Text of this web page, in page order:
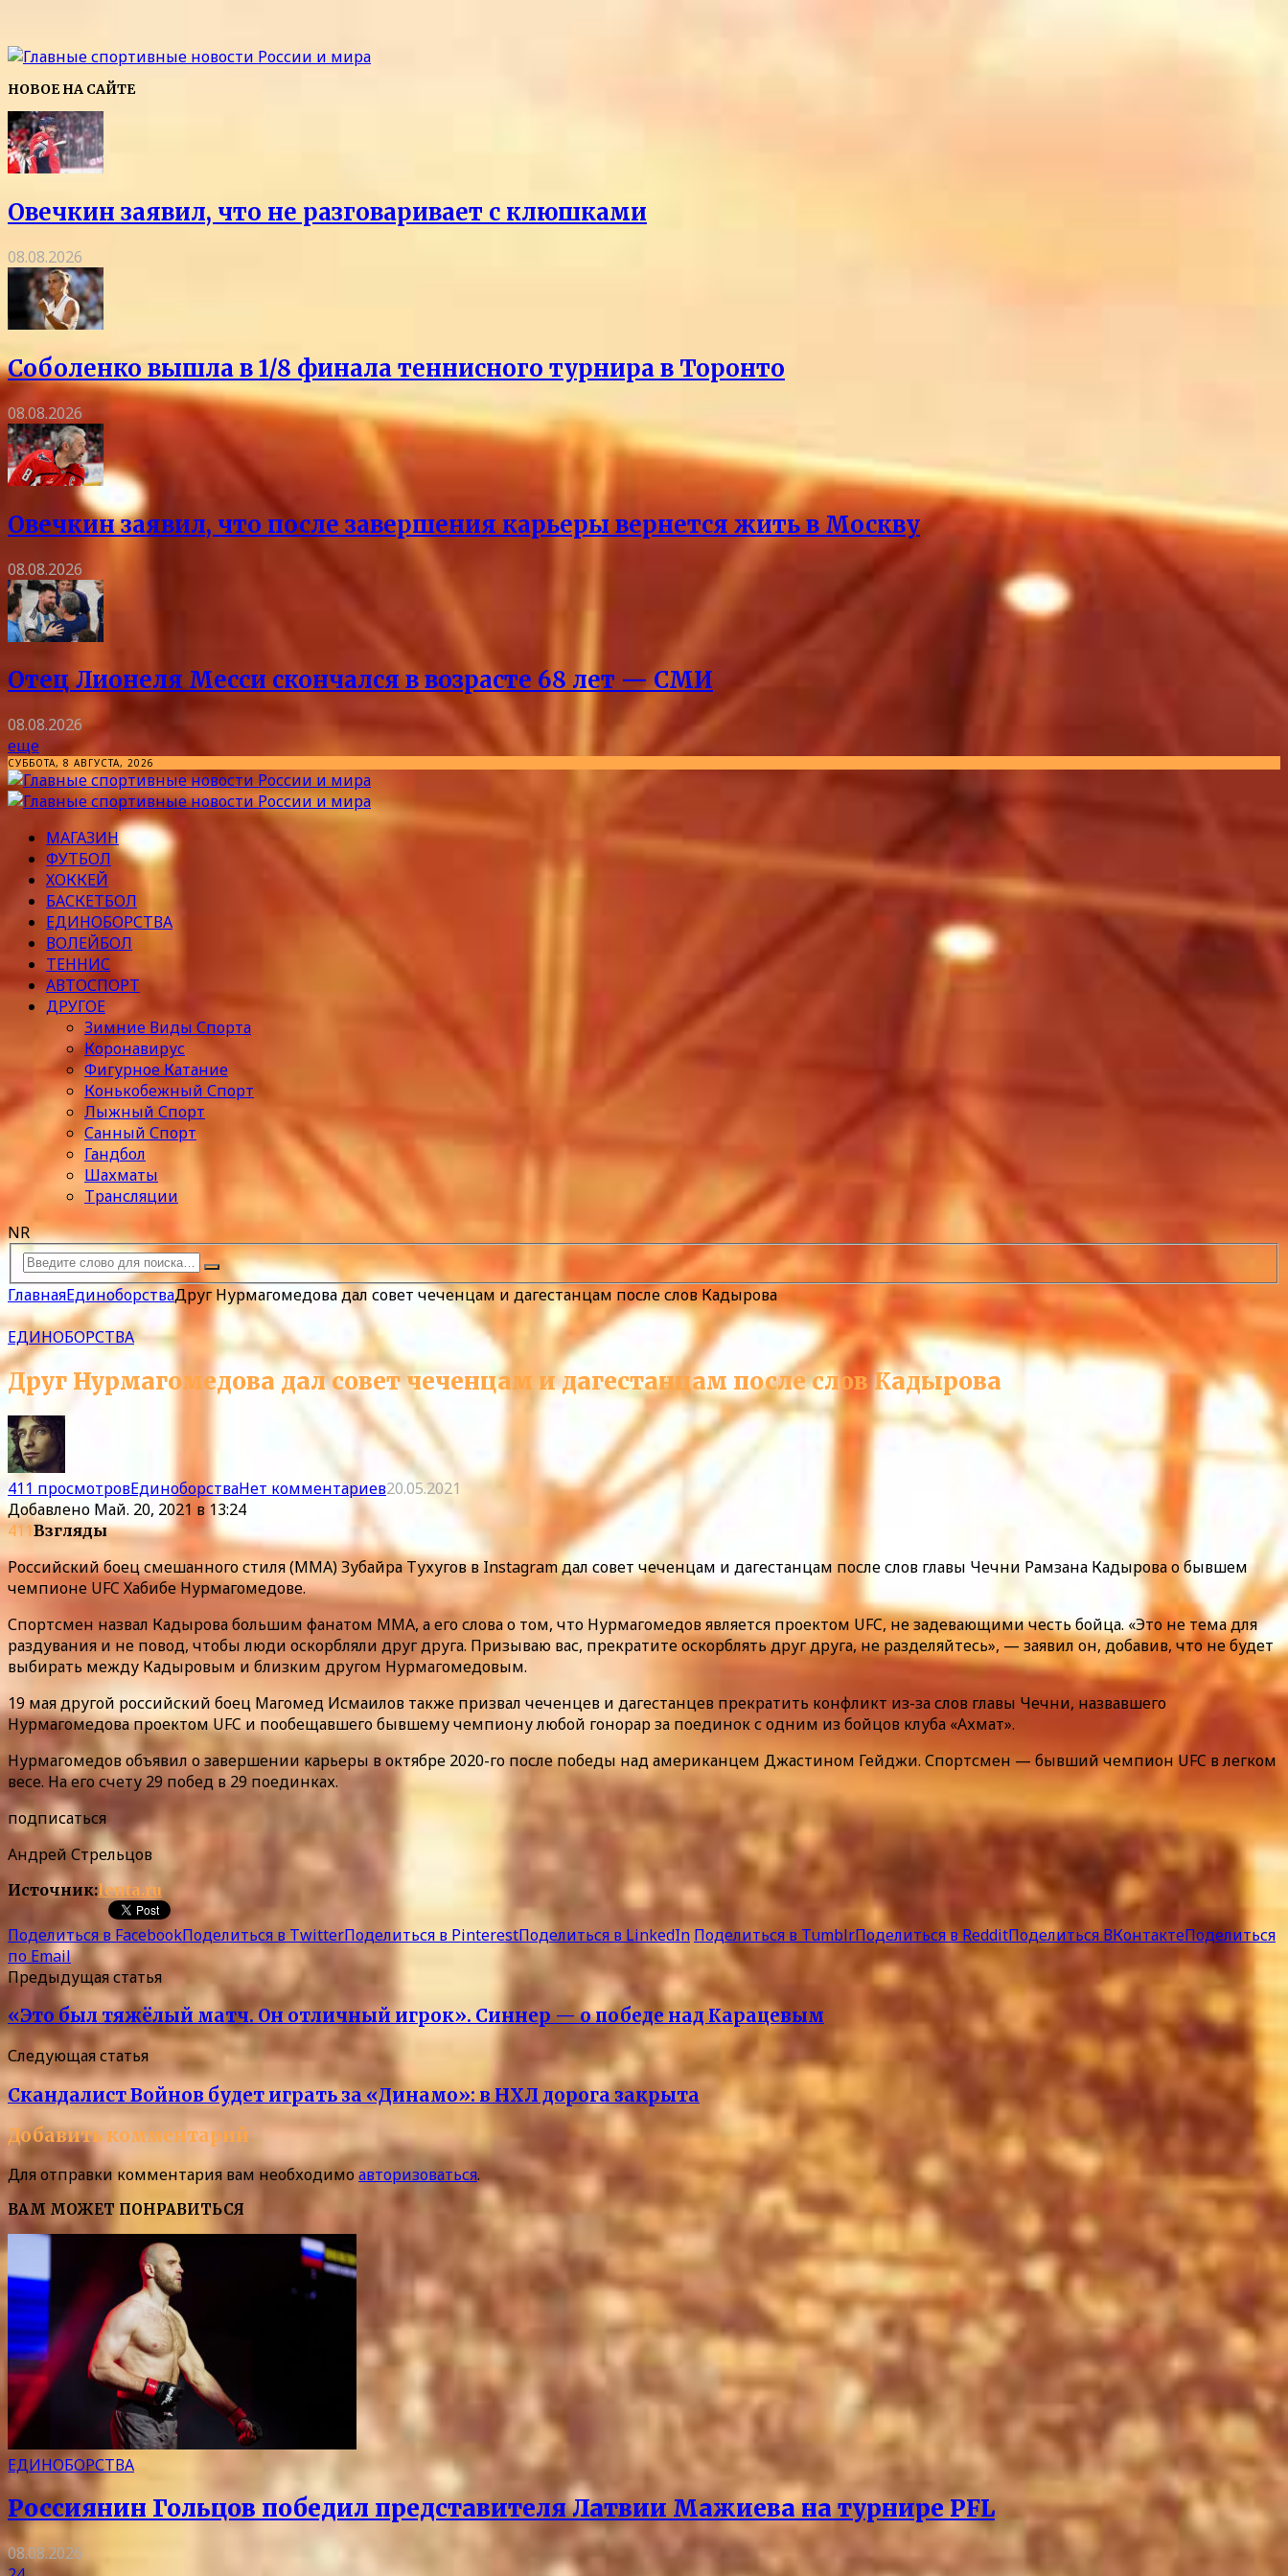
НОВОЕ НА САЙТЕ
Овечкин заявил, что не разговаривает с клюшками
08.08.2026
Соболенко вышла в 1/8 финала теннисного турнира в Торонто
08.08.2026
Овечкин заявил, что после завершения карьеры вернется жить в Москву
08.08.2026
Отец Лионеля Месси скончался в возрасте 68 лет — СМИ
08.08.2026
еще
СУББОТА, 8 АВГУСТА, 2026
МАГАЗИН
ФУТБОЛ
ХОККЕЙ
БАСКЕТБОЛ
ЕДИНОБОРСТВА
ВОЛЕЙБОЛ
ТЕННИС
АВТОСПОРТ
ДРУГОЕ
Зимние Виды Спорта
Коронавирус
Фигурное Катание
Конькобежный Спорт
Лыжный Спорт
Санный Спорт
Гандбол
Шахматы
Трансляции
NR
ГлавнаяЕдиноборстваДруг Нурмагомедова дал совет чеченцам и дагестанцам после слов Кадырова
ЕДИНОБОРСТВА
Друг Нурмагомедова дал совет чеченцам и дагестанцам после слов Кадырова
411 просмотровЕдиноборстваНет комментариев20.05.2021
Добавлено Май. 20, 2021 в 13:24
411Взгляды
Российский боец смешанного стиля (MMA) Зубайра Тухугов в Instagram дал совет чеченцам и дагестанцам после слов главы Чечни Рамзана Кадырова о бывшем
чемпионе UFC Хабибе Нурмагомедове.
Спортсмен назвал Кадырова большим фанатом MMA, а его слова о том, что Нурмагомедов является проектом UFC, не задевающими честь бойца. «Это не тема для
раздувания и не повод, чтобы люди оскорбляли друг друга. Призываю вас, прекратите оскорблять друг друга, не разделяйтесь», — заявил он, добавив, что не будет
выбирать между Кадыровым и близким другом Нурмагомедовым.
19 мая другой российский боец Магомед Исмаилов также призвал чеченцев и дагестанцев прекратить конфликт из-за слов главы Чечни, назвавшего
Нурмагомедова проектом UFC и пообещавшего бывшему чемпиону любой гонорар за поединок с одним из бойцов клуба «Ахмат».
Нурмагомедов объявил о завершении карьеры в октябре 2020-го после победы над американцем Джастином Гейджи. Спортсмен — бывший чемпион UFC в легком
весе. На его счету 29 побед в 29 поединках.
подписаться
Андрей Стрельцов
Источник:lenta.ru
Поделиться в FacebookПоделиться в TwitterПоделиться в PinterestПоделиться в LinkedIn Поделиться в TumblrПоделиться в RedditПоделиться ВКонтактеПоделиться
по Email
Предыдущая статья
«Это был тяжёлый матч. Он отличный игрок». Синнер — о победе над Карацевым
Следующая статья
Скандалист Войнов будет играть за «Динамо»: в НХЛ дорога закрыта
Добавить комментарий
Для отправки комментария вам необходимоавторизоваться.
ВАМ МОЖЕТ ПОНРАВИТЬСЯ
ЕДИНОБОРСТВА
Россиянин Гольцов победил представителя Латвии Мажиева на турнире PFL
08.08.2026